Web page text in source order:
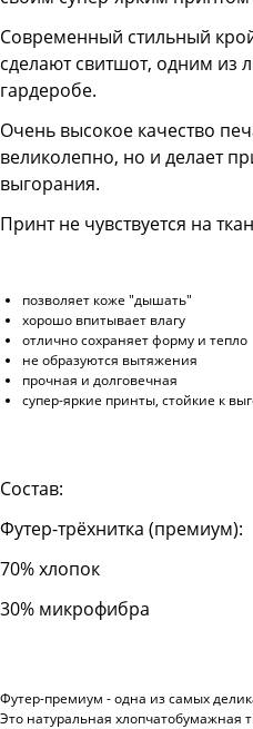
Современный стильный
сделают свитшот, одним
гардеробе.
Очень высокое качество
великолепно, но и делает
выгорания.
Принт не чувствуется на
позволяет коже "дышать"
хорошо впитывает влагу
отлично сохраняет форму и тепло
не образуются вытяжения
прочная и долговечная
супер-яркие принты, стойкие к
Состав:
Футер-трёхнитка (премиум):
70% хлопок
30% микрофибра
Футер-премиум - одна из самых
Это натуральная хлопчатобумажная